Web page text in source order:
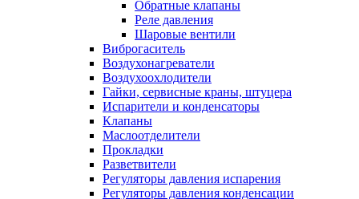
Обратные клапаны
Реле давления
Шаровые вентили
Виброгаситель
Воздухонагреватели
Воздухоохлодители
Гайки, сервисные краны, штуцера
Испарители и конденсаторы
Клапаны
Маслоотделители
Прокладки
Разветвители
Регуляторы давления испарения
Регуляторы давления конденсации